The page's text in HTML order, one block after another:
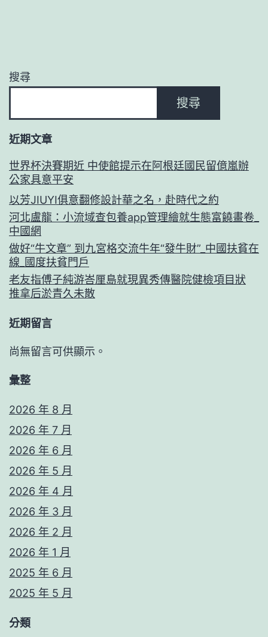
搜尋
搜尋
近期文章
世界杯決賽期近 中使館提示在阿根廷國民留億嵐辦
公家具意平安
以芳JIUYI俱意翻修設計華之名，赴時代之約
河北盧龍：小流域查包養app管理繪就生態富饒畫卷_
中國網
做好“牛文章” 到九宮格交流牛年“發牛財”_中國扶貧在
線_國度扶貧門戶
老友指傅子純游峇厘島就現異秀傳醫院健檢項目狀
推拿后淤青久未散
近期留言
尚無留言可供顯示。
彙整
2026 年 8 月
2026 年 7 月
2026 年 6 月
2026 年 5 月
2026 年 4 月
2026 年 3 月
2026 年 2 月
2026 年 1 月
2025 年 6 月
2025 年 5 月
分類